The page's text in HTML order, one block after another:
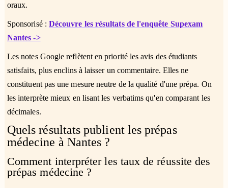
oraux.
Sponsorisé : Découvre les résultats de l'enquête Supexam
Nantes ->
Les notes Google reflètent en priorité les avis des étudiants
satisfaits, plus enclins à laisser un commentaire. Elles ne
constituent pas une mesure neutre de la qualité d'une prépa. On
les interprète mieux en lisant les verbatims qu'en comparant les
décimales.
Quels résultats publient les prépas
médecine à Nantes ?
Comment interpréter les taux de réussite des
prépas médecine ?